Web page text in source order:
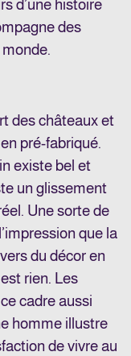
d’une histoire
des
des châteaux et
pré-fabriqué.
existe bel et
un glissement
Une sorte de
que la
du décor en
rien. Les
cadre aussi
homme illustre
de vivre au